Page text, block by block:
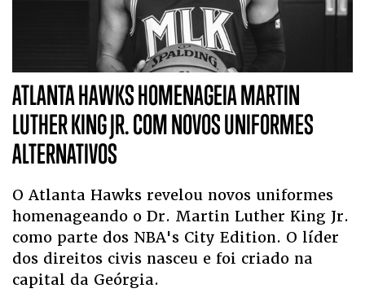
ATLANTA HAWKS HOMENAGEIA MARTIN
LUTHER KING JR. COM NOVOS UNIFORMES
ALTERNATIVOS
O Atlanta Hawks revelou novos uniformes
homenageando o Dr. Martin Luther King Jr.
como parte dos NBA's City Edition. O líder
dos direitos civis nasceu e foi criado na
capital da Geórgia.